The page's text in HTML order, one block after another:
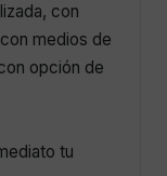
con
medios de
opción de
tu